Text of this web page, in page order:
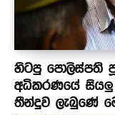
හිටපු පොලිස්පති
අධිකරණයේ
තීන්දුව ලැබුණේ